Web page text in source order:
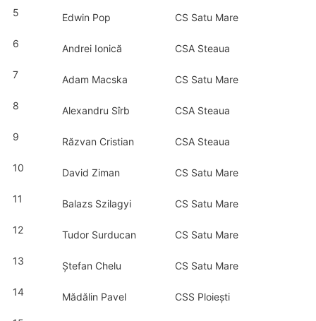
5 Edwin Pop CS Satu Mare
6 Andrei Ionică CSA Steaua
7 Adam Macska CS Satu Mare
8 Alexandru Sîrb CSA Steaua
9 Răzvan Cristian CSA Steaua
10 David Ziman CS Satu Mare
11 Balazs Szilagyi CS Satu Mare
12 Tudor Surducan CS Satu Mare
13 Ștefan Chelu CS Satu Mare
14 Mădălin Pavel CSS Ploiești